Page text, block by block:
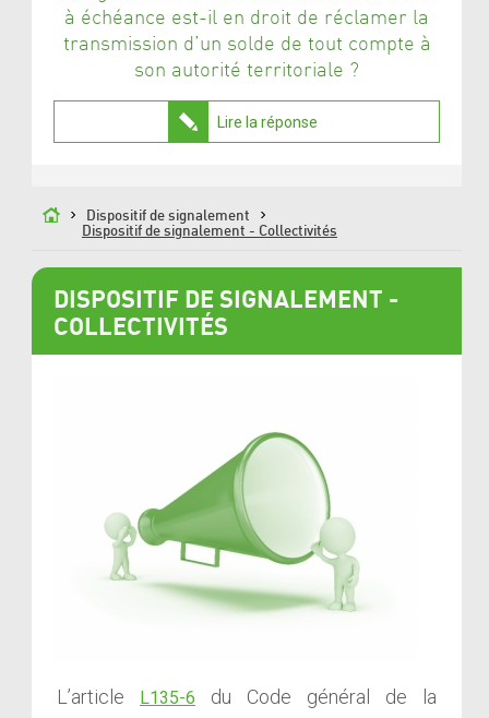
à échéance est-il en droit de réclamer la
transmission d’un solde de tout compte à
son autorité territoriale ?
Lire la réponse
Dispositif de signalement
Dispositif de signalement - Collectivités
DISPOSITIF DE SIGNALEMENT -
COLLECTIVITÉS
L’article L135-6
du Code général de la